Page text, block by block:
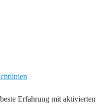
Erfahrung mit